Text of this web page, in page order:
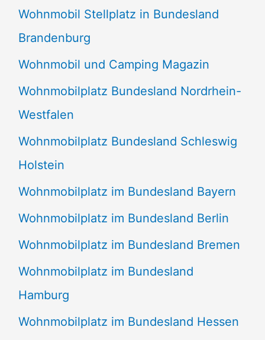
Wohnmobil Stellplatz in Bundesland
Brandenburg
Wohnmobil und Camping Magazin
Wohnmobilplatz Bundesland Nordrhein-
Westfalen
Wohnmobilplatz Bundesland Schleswig
Holstein
Wohnmobilplatz im Bundesland Bayern
Wohnmobilplatz im Bundesland Berlin
Wohnmobilplatz im Bundesland Bremen
Wohnmobilplatz im Bundesland
Hamburg
Wohnmobilplatz im Bundesland Hessen